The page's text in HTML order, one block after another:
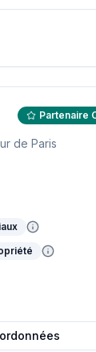
Partenaire
de Paris